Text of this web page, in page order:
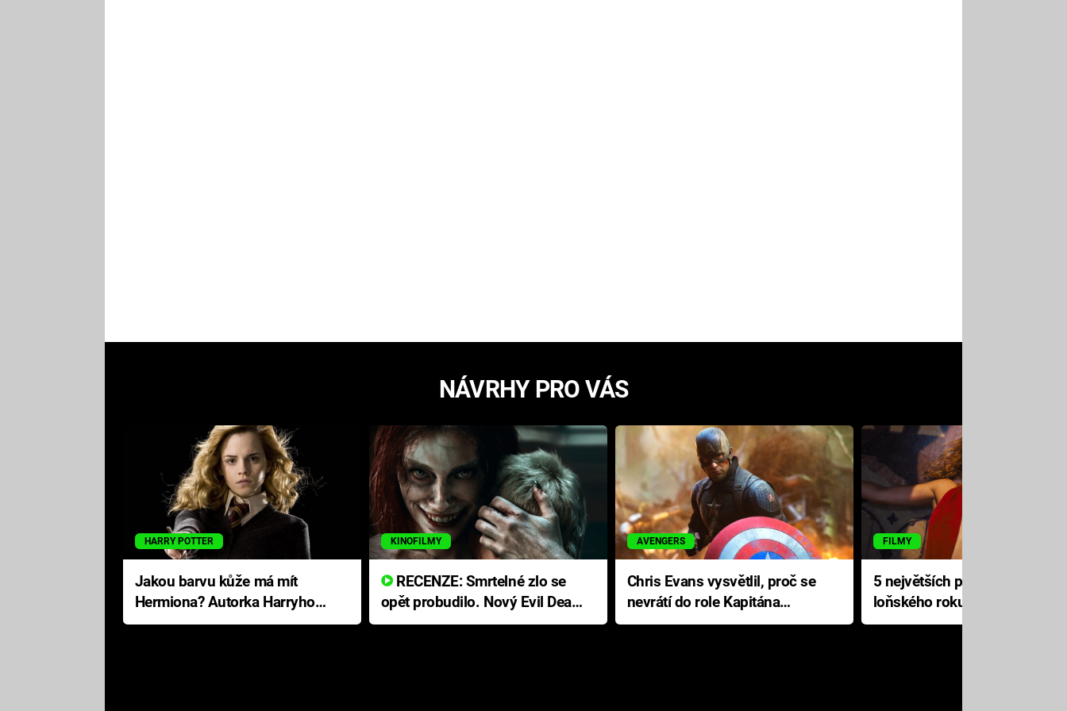
NÁVRHY PRO VÁS
HARRY POTTER
Jakou barvu kůže má mít
Hermiona? Autorka Harryho
Pottera přišla s ráznou
KINOFILMY
RECENZE: Smrtelné zlo se
opět probudilo. Nový Evil Dead
přichází s neodolatelnou
AVENGERS
Chris Evans vysvětlil, proč se
nevrátí do role Kapitána
Ameriky
FILMY
5 největších propadáků
loňského roku: Disney na
jediné katastrofě prodělal 200